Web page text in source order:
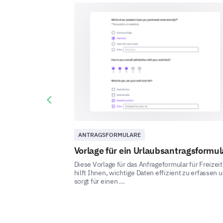
ANTRAGSFORMULARE
Vorlage für ein
Diese Vorlage für das Anfrageformular für Freizeit
hilft Ihnen, wichtige Daten effizient zu erfassen
sorgt für einen ...
Previous slide